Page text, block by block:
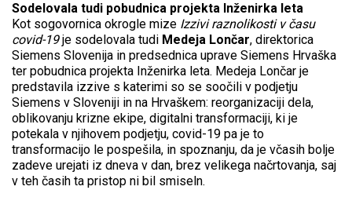
Sodelovala tudi pobudnica projekta Inženirka leta
Kot sogovornica okrogle mize Izzivi raznolikosti v času
covid-19je sodelovala tudi Medeja Lončar, direktorica
Siemens Slovenija in predsednica uprave Siemens Hrvaška
ter pobudnica projekta Inženirka leta. Medeja Lončar je
predstavila izzive s katerimi so se soočili v podjetju
Siemens v Sloveniji in na Hrvaškem: reorganizaciji dela,
oblikovanju krizne ekipe, digitalni transformaciji, ki je
potekala v njihovem podjetju, covid-19 pa je to
transformacijo le pospešila, in spoznanju, da je včasih bolje
zadeve urejati iz dneva v dan, brez velikega načrtovanja, saj
v teh časih ta pristop ni bil smiseln.